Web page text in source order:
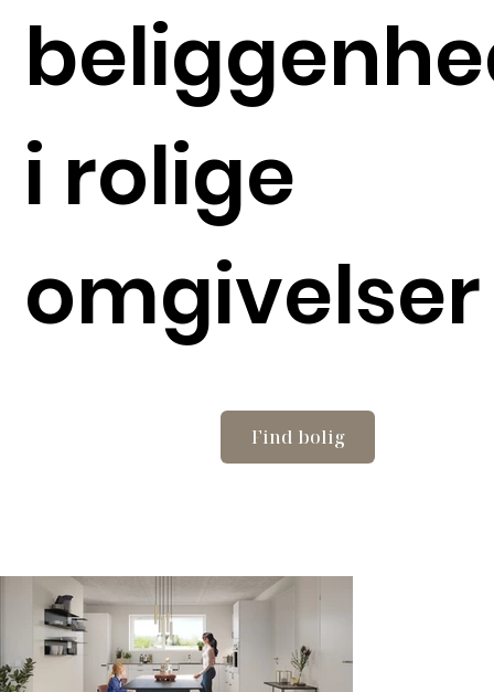
i rolige
omgivelser
Find bolig